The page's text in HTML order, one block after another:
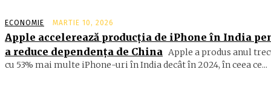
ECONOMIE MARTIE 10, 2026
Apple accelerează producția de iPhone în India
a reduce dependența de China Apple a produs anul
cu 53% mai multe iPhone-uri în India decât în 2024, în ceea ce...